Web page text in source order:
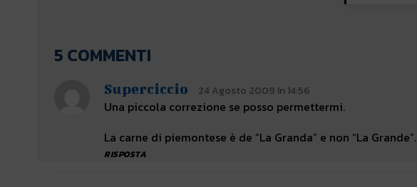
5 COMMENTI
Superciccio 24 Agosto 2009 In 14:56
Una piccola correzione se posso permettermi.
La carne di piemontese è de “La Granda” e non “La Grande”.
RISPOSTA